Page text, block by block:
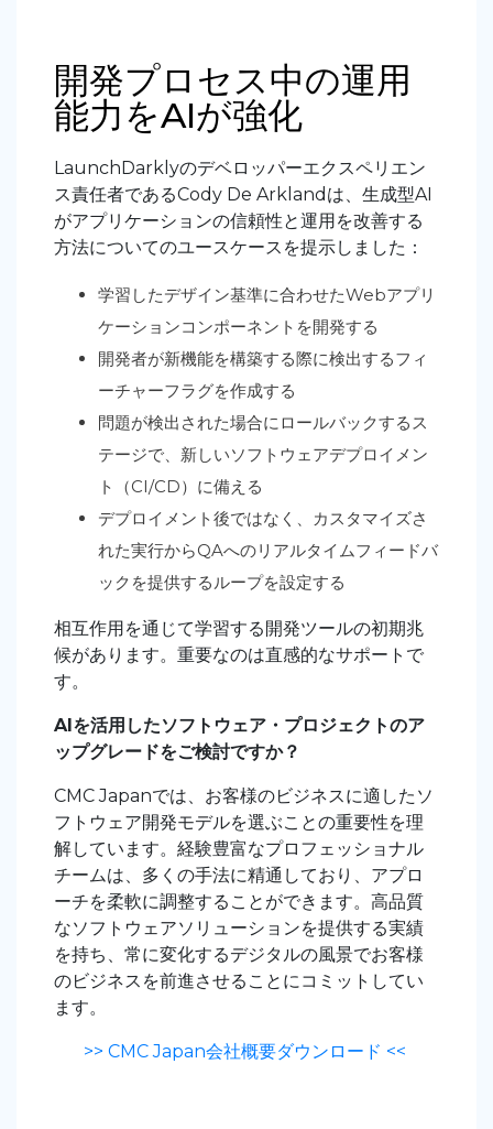
開発プロセス中の運用
能力をAIが強化
LaunchDarklyのデベロッパーエクスペリエン
ス責任者であるCody De Arklandは、生成型AI
がアプリケーションの信頼性と運用を改善する
方法についてのユースケースを提示しました：
学習したデザイン基準に合わせたWebアプリ
ケーションコンポーネントを開発する
開発者が新機能を構築する際に検出するフィ
ーチャーフラグを作成する
問題が検出された場合にロールバックするス
テージで、新しいソフトウェアデプロイメン
ト（CI/CD）に備える
デプロイメント後ではなく、カスタマイズさ
れた実行からQAへのリアルタイムフィードバ
ックを提供するループを設定する
相互作用を通じて学習する開発ツールの初期兆
候があります。重要なのは直感的なサポートで
す。
AIを活用したソフトウェア・プロジェクトのア
ップグレードをご検討ですか？
CMC Japanでは、お客様のビジネスに適したソ
フトウェア開発モデルを選ぶことの重要性を理
解しています。経験豊富なプロフェッショナル
チームは、多くの手法に精通しており、アプロ
ーチを柔軟に調整することができます。高品質
なソフトウェアソリューションを提供する実績
を持ち、常に変化するデジタルの風景でお客様
のビジネスを前進させることにコミットしてい
ます。
>> CMC Japan会社概要ダウンロード <<